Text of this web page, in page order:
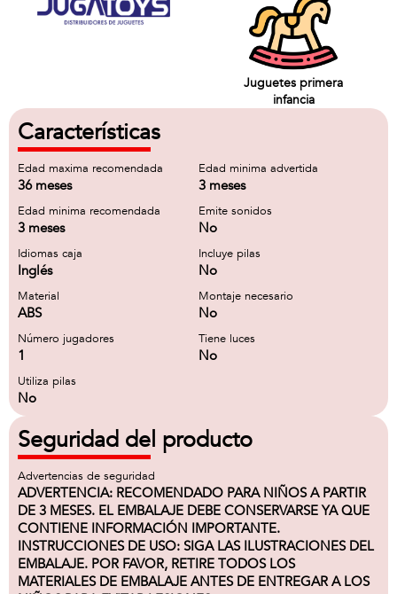
Juguetes primera
infancia
Características
Edad maxima recomendada
36 meses
Edad minima advertida
3 meses
Edad minima recomendada
3 meses
Emite sonidos
No
Idiomas caja
Inglés
Incluye pilas
No
Material
ABS
Montaje necesario
No
Número jugadores
1
Tiene luces
No
Utiliza pilas
No
Seguridad del producto
Advertencias de seguridad
ADVERTENCIA: RECOMENDADO PARA NIÑOS A PARTIR
DE 3 MESES. EL EMBALAJE DEBE CONSERVARSE YA QUE
CONTIENE INFORMACIÓN IMPORTANTE.
INSTRUCCIONES DE USO: SIGA LAS ILUSTRACIONES DEL
EMBALAJE. POR FAVOR, RETIRE TODOS LOS
MATERIALES DE EMBALAJE ANTES DE ENTREGAR A LOS